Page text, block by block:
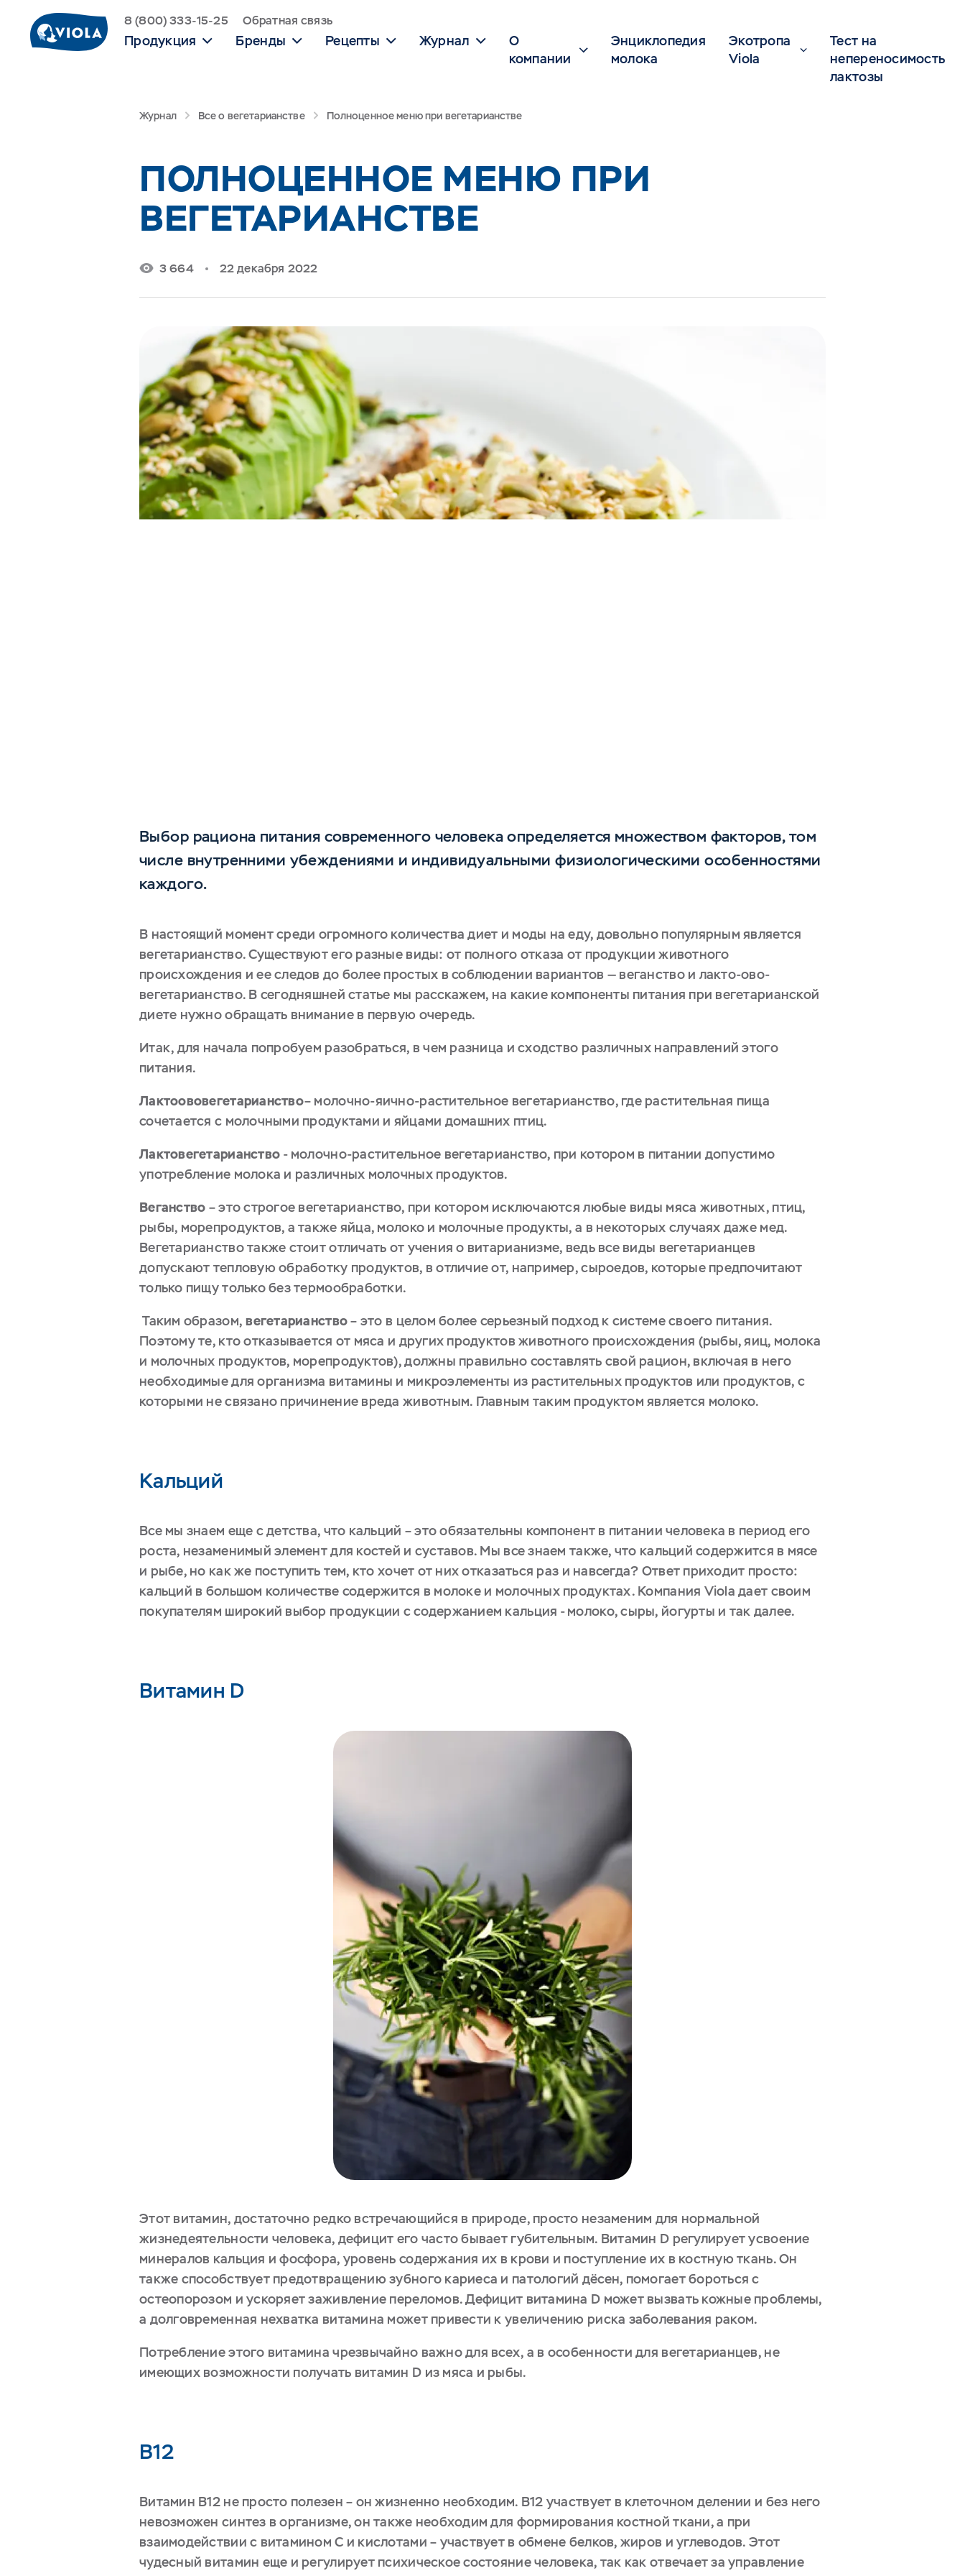
8 (800) 333-15-25 Обратная связь
Продукция Бренды Рецепты Журнал
О
компании
Энциклопедия
молока
Экотропа
Viola
Тест на
непереносимость
лактозы
Журнал Все о вегетарианстве Полноценное меню при вегетарианстве
ПОЛНОЦЕННОЕ МЕНЮ ПРИ
ВЕГЕТАРИАНСТВЕ
3 664 22 декабря 2022
Выбор рациона питания современного человека определяется множеством факторов, том
числе внутренними убеждениями и индивидуальными физиологическими особенностями
каждого.
В настоящий момент среди огромного количества диет и моды на еду, довольно популярным является
вегетарианство. Существуют его разные виды: от полного отказа от продукции животного
происхождения и ее следов до более простых в соблюдении вариантов — веганство и лакто-ово-
вегетарианство. В сегодняшней статье мы расскажем, на какие компоненты питания при вегетарианской
диете нужно обращать внимание в первую очередь.
Итак, для начала попробуем разобраться, в чем разница и сходство различных направлений этого
питания.
Лактоововегетарианство– молочно-яично-растительное вегетарианство, где растительная пища
сочетается с молочными продуктами и яйцами домашних птиц.
Лактовегетарианство - молочно-растительное вегетарианство, при котором в питании допустимо
употребление молока и различных молочных продуктов.
Веганство – это строгое вегетарианство, при котором исключаются любые виды мяса животных, птиц,
рыбы, морепродуктов, а также яйца, молоко и молочные продукты, а в некоторых случаях даже мед.
Вегетарианство также стоит отличать от учения о витарианизме, ведь все виды вегетарианцев
допускают тепловую обработку продуктов, в отличие от, например, сыроедов, которые предпочитают
только пищу только без термообработки.
Таким образом, вегетарианство– это в целом более серьезный подход к системе своего питания.
Поэтому те, кто отказывается от мяса и других продуктов животного происхождения (рыбы, яиц, молока
и молочных продуктов, морепродуктов), должны правильно составлять свой рацион, включая в него
необходимые для организма витамины и микроэлементы из растительных продуктов или продуктов, с
которыми не связано причинение вреда животным. Главным таким продуктом является молоко.
Кальций
Все мы знаем еще с детства, что кальций – это обязательны компонент в питании человека в период его
роста, незаменимый элемент для костей и суставов. Мы все знаем также, что кальций содержится в мясе
и рыбе, но как же поступить тем, кто хочет от них отказаться раз и навсегда? Ответ приходит просто:
кальций в большом количестве содержится в молоке и молочных продуктах. Компания Viola дает своим
покупателям широкий выбор продукции с содержанием кальция - молоко, сыры, йогурты и так далее.
Витамин D
Этот витамин, достаточно редко встречающийся в природе, просто незаменим для нормальной
жизнедеятельности человека, дефицит его часто бывает губительным. Витамин D регулирует усвоение
минералов кальция и фосфора, уровень содержания их в крови и поступление их в костную ткань. Он
также способствует предотвращению зубного кариеса и патологий дёсен, помогает бороться с
остеопорозом и ускоряет заживление переломов. Дефицит витамина D может вызвать кожные проблемы,
а долговременная нехватка витамина может привести к увеличению риска заболевания раком.
Потребление этого витамина чрезвычайно важно для всех, а в особенности для вегетарианцев, не
имеющих возможности получать витамин D из мяса и рыбы.
B12
Витамин В12 не просто полезен – он жизненно необходим. B12 участвует в клеточном делении и без него
невозможен синтез в организме, он также необходим для формирования костной ткани, а при
взаимодействии с витамином С и кислотами – участвует в обмене белков, жиров и углеводов. Этот
чудесный витамин еще и регулирует психическое состояние человека, так как отвечает за управление